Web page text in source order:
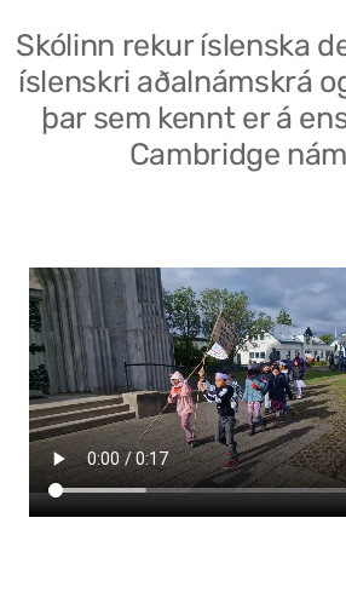
Skólinn rekur íslenska
íslenskri aðalnámskrá
þar sem kennt er á
Cambridge
Skólaráð
Fundargerðir skólaráðs
Stjórnendateymi
Skólareglur
Starfsáætlun
Frístund
Upplýsingar um innritun